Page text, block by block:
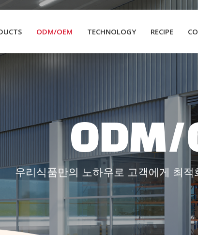
ODM/OEM TECHNOLOGY RECIPE
ODM/
우리식품만의 노하우로 고객에게 최